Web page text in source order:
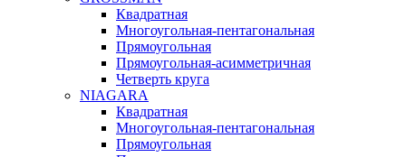
Квадратная
Многоугольная-пентагональная
Прямоугольная
Прямоугольная-асимметричная
Четверть круга
NIAGARA
Квадратная
Многоугольная-пентагональная
Прямоугольная